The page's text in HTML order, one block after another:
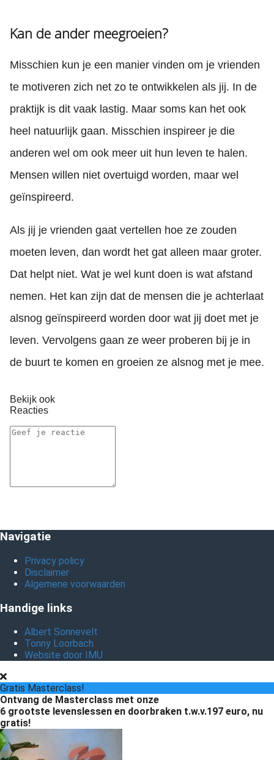
Kan de ander meegroeien?
Misschien kun je een manier vinden om je vrienden
te motiveren zich net zo te ontwikkelen als jij. In de
praktijk is dit vaak lastig. Maar soms kan het ook
heel natuurlijk gaan. Misschien inspireer je die
anderen wel om ook meer uit hun leven te halen.
Mensen willen niet overtuigd worden, maar wel
geïnspireerd.
Als jij je vrienden gaat vertellen hoe ze zouden
moeten leven, dan wordt het gat alleen maar groter.
Dat helpt niet. Wat je wel kunt doen is wat afstand
nemen. Het kan zijn dat de mensen die je achterlaat
alsnog geïnspireerd worden door wat jij doet met je
leven. Vervolgens gaan ze weer proberen bij je in
de buurt te komen en groeien ze alsnog met je mee.
Bekijk ook
Reacties
Navigatie
Privacy policy
Disclaimer
Algemene voorwaarden
Handige links
Albert Sonnevelt
Tonny Loorbach
Website door IMU
Gratis Masterclass!
Ontvang de Masterclass met onze
6 grootste levenslessen en doorbraken t.w.v.197 euro, nu
gratis!